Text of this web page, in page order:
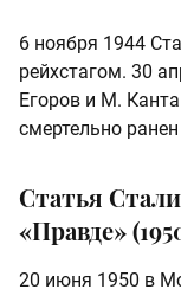
6 ноября 1944
рейхстагом. 30
Егоров и М.
смертельно
Статья
«Правде»
20 июня 1950 в